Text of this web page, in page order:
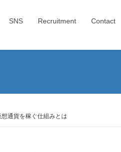
SNS Recruitment Contact
通貨を稼ぐ仕組みとは